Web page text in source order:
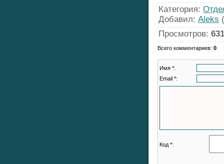
Категория:
Добавил: Aleks
Просмотров: 631
Всего комментариев: 0
Имя *:
Email *:
Код *: